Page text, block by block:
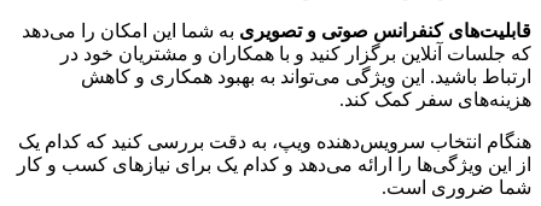
قابلیت‌های کنفرانس صوتی و تصویری به شما این امکان را می‌دهد
که جلسات آنلاین برگزار کنید و با همکاران و مشتریان خود در
ارتباط باشید. این ویژگی می‌تواند به بهبود همکاری و کاهش
هزینه‌های سفر کمک کند.
هنگام انتخاب سرویس‌دهنده ویپ، به دقت بررسی کنید که کدام یک
از این ویژگی‌ها را ارائه می‌دهد و کدام یک برای نیازهای کسب و کار
شما ضروری است.